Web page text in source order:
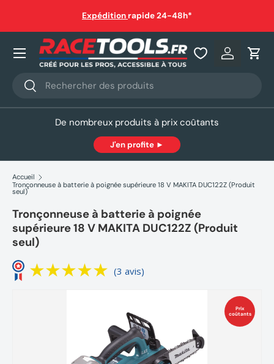
Aller au contenu
Expédition rapide 24-48h*
Recherche
Rechercher
Se
Nos produits
De nombreux produits à prix coûtants
J'en profite ►
Accueil
Tronçonneuse à batterie à poignée supérieure 18 V MAKITA DUC122Z (Produit
seul)
Tronçonneuse à batterie à poignée
supérieure 18 V MAKITA DUC122Z (Produit
seul)
(3 avis)
Prix
coûtants